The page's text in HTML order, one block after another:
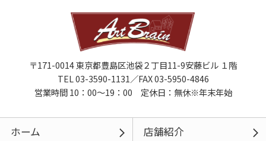
〒171-0014 東京都豊島区池袋２丁目11-9安藤ビル １階
TEL 03-3590-1131／FAX 03-5950-4846
営業時間 10：00～19：00 定休日：無休※年末年始
ホーム
店舗紹介